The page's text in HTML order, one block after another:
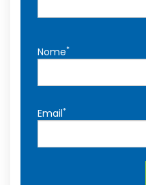
Nome*
Email*